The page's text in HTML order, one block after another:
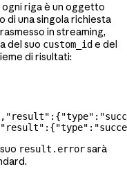
ogni riga è un oggetto
di una singola richiesta
in streaming,
del suo custom_id e del
di risultati:
, "result" :{"type" :
"result" :{"type" :
result.errorsarà